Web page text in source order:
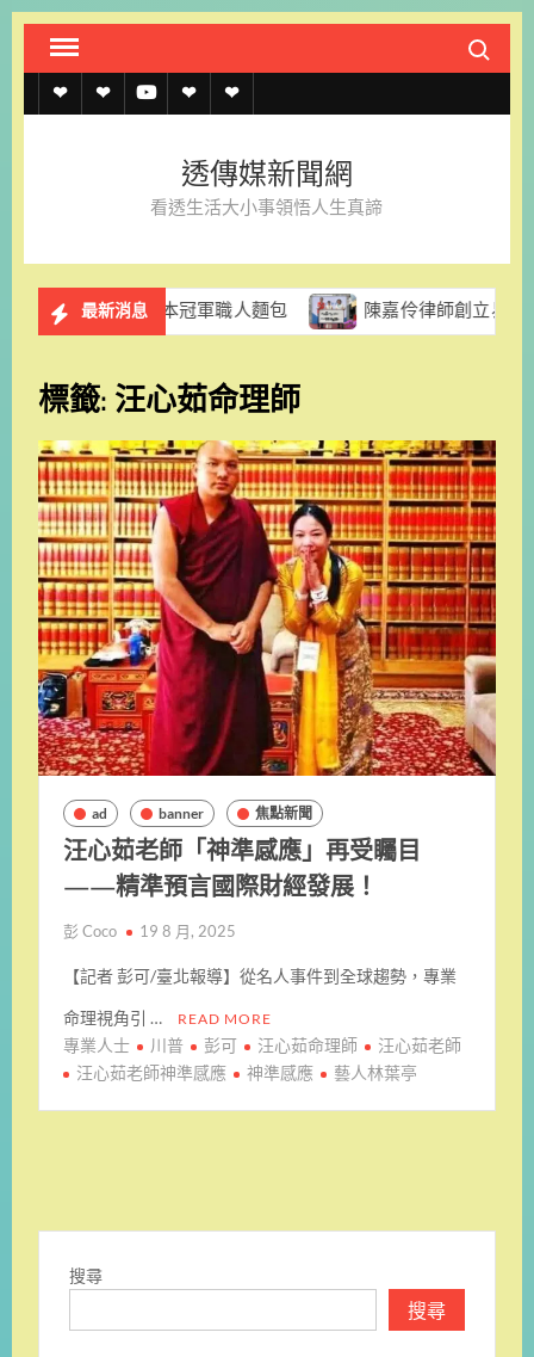
Skip
content
Search
透
約
透
上
記
名
單
透 聯
我
官
LINE
透傳媒新聞網
看透生活大小事領悟人生真諦
最新消息
出日本冠軍職人麵包 陳嘉伶律師創立易勝法律事務所
標籤:汪心茹命理師
ad banner 焦點新聞
汪心茹老師「神準感應」再受矚目
——精準預言國際財經發展！
彭 Coco 19 8 月, 2025
【記者 彭可/臺北報導】從名人事件到全球趨勢，專業
命理視角引 … READ MORE
專業人士 川普 彭可 汪心茹命理師
汪心茹老師
汪心茹老師神準感應
神準感應 藝人林葉亭
搜尋
搜尋